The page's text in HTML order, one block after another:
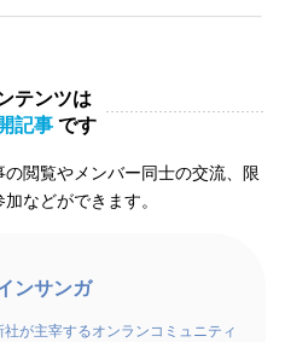
テンツは
記事 です
閲覧やメンバー同士の交流、限
などができます。
ンサンガ
社が主宰するオンランコミュニティ